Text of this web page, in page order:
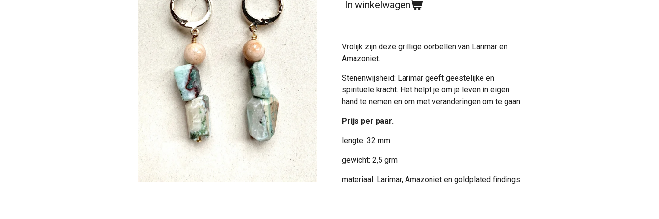
In winkelwagen
Vrolijk zijn deze grillige oorbellen van Larimar en
Amazoniet.
Stenenwijsheid: Larimar geeft geestelijke en
spirituele kracht. Het helpt je om je leven in eigen
hand te nemen en om met veranderingen om te gaan
Prijs per paar.
lengte: 32 mm
gewicht: 2,5 grm
materiaal: Larimar, Amazoniet en goldplated findings